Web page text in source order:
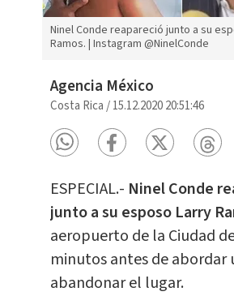
Ninel Conde reapareció junto a su
Ramos. | Instagram @NinelConde
Agencia México
Costa Rica /15.12.2020 20:51:46
ESPECIAL.- Ninel Conde
junto a su esposo Larry
aeropuerto de la Ciudad
minutos antes de abordar
abandonar el lugar.